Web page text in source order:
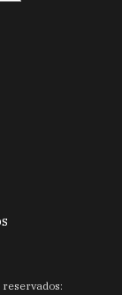
reservados: